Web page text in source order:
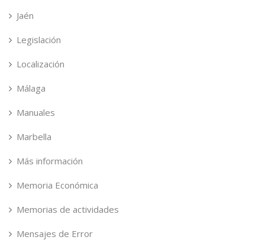
Jaén
Legislación
Localización
Málaga
Manuales
Marbella
Más información
Memoria Económica
Memorias de actividades
Mensajes de Error